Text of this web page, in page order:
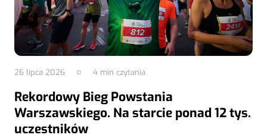
26 lipca 2026 4 min czytania
Rekordowy Bieg Powstania
Warszawskiego. Na starcie ponad 12 tys.
uczestników